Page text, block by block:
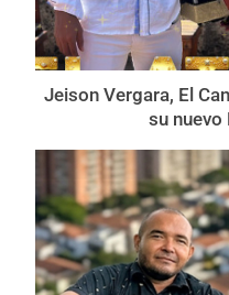
Jeison Vergara, El
su nuevo